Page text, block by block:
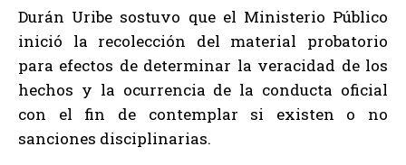
Durán Uribe sostuvo que el Ministerio Público
inició la recolección del material probatorio
para efectos de determinar la veracidad de los
hechos y la ocurrencia de la conducta oficial
con el fin de contemplar si existen o no
sanciones disciplinarias.